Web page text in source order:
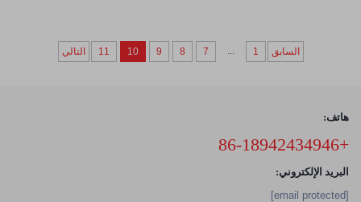
السابق 1
...
7
8
9
10
11 التالي
هاتف:
+86-18942434946
البريد الإلكتروني:
[email protected]